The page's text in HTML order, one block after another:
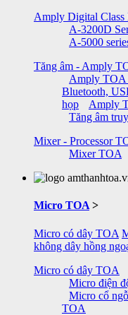
Amply Digital Class
A-3200D
A-5000
Tăng âm - Amply
Amply TOA
Bluetooth,
họp
Amply
Tăng âm
Mixer - Processor
Mixer TOA
Micro TOA >
Micro có dây TOA
không dây hồng
Micro có dây TOA
Micro điện
Micro cổ
TOA